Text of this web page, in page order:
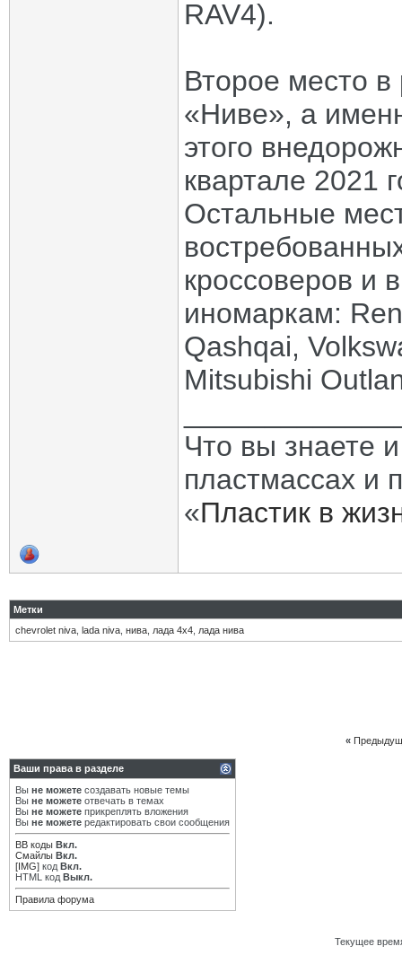
RAV4).
Второе место
«Ниве», а
этого
квартале 2021
Остальные
кроссоверов и
иномаркам:
Qashqai,
Mitsubishi
Что вы знаете
пластмассах и
«Пластик в
Метки
chevrolet niva lada niva нива лада 4х4 лада нива
«
Ваши права в разделе
Вы не можете создавать новые темы
Вы не можете отвечать в темах
Вы не можете прикреплять вложения
Вы не можете редактировать свои сообщения
BB коды Вкл.
Смайлы Вкл.
[IMG] код Вкл.
HTML код Выкл.
Правила форума
Текущее